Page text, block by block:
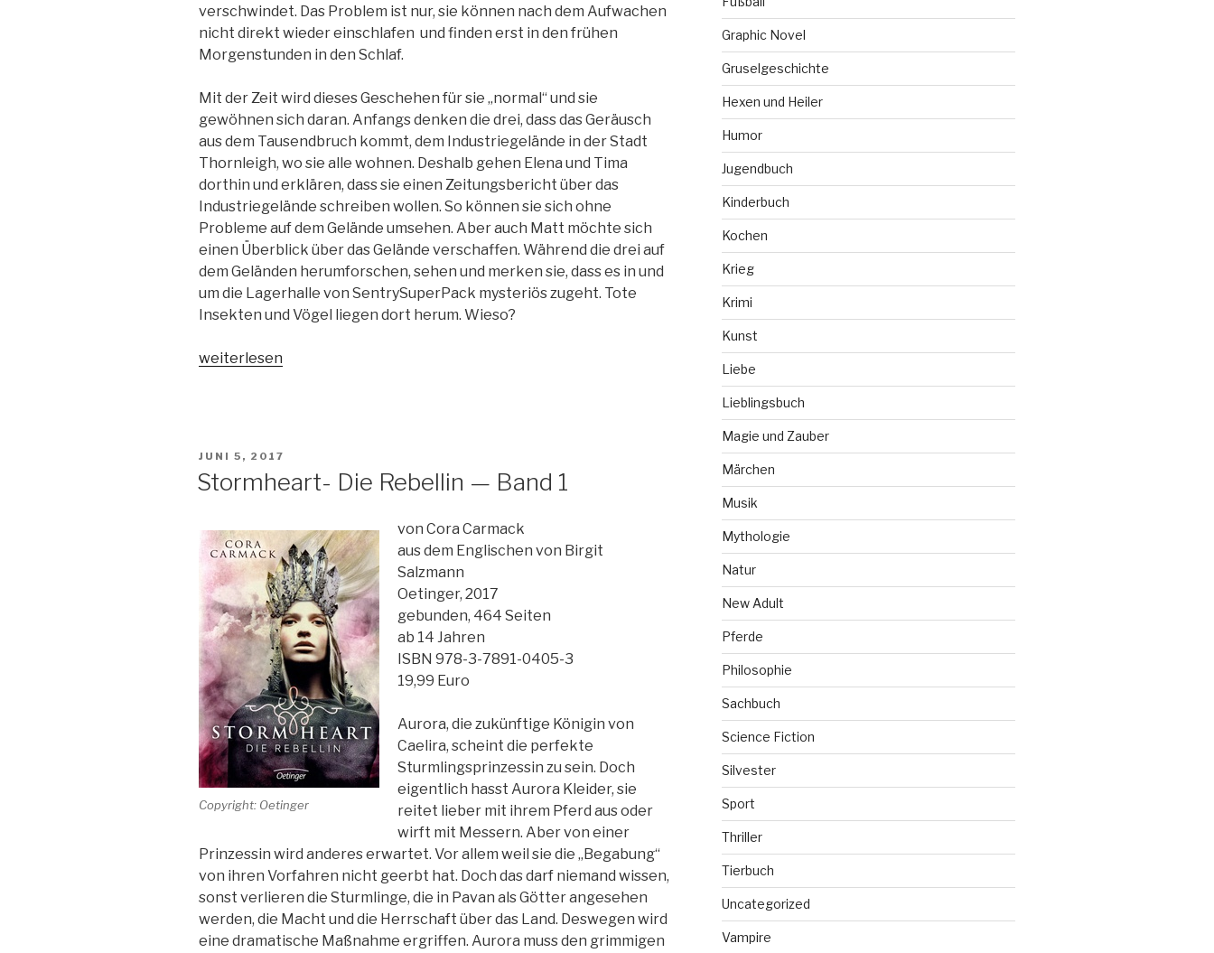
verschwindet. Das Problem ist nur, sie können nach dem Aufwachen
nicht direkt wieder einschlafen und finden erst in den frühen
Morgenstunden in den Schlaf.
Mit der Zeit wird dieses Geschehen für sie „normal“ und sie
gewöhnen sich daran. Anfangs denken die drei, dass das Geräusch
aus dem Tausendbruch kommt, dem Industriegelände in der Stadt
Thornleigh, wo sie alle wohnen. Deshalb gehen Elena und Tima
dorthin und erklären, dass sie einen Zeitungsbericht über das
Industriegelände schreiben wollen. So können sie sich ohne
Probleme auf dem Gelände umsehen. Aber auch Matt möchte sich
einen Überblick über das Gelände verschaffen. Während die drei auf
dem Geländen herumforschen, sehen und merken sie, dass es in und
um die Lagerhalle von SentrySuperPack mysteriös zugeht. Tote
Insekten und Vögel liegen dort herum. Wieso?
„Die
Erwachen“
weiterlesen
VERÖFFENTLICHT
JUNI 5, 2017
Stormheart- Die Rebellin — Band 1
Copyright: Oetinger
von Cora Carmack
aus dem Englischen von Birgit
Salzmann
Oetinger, 2017
gebunden, 464 Seiten
ab 14 Jahren
ISBN 978-3-7891-0405-3
19,99 Euro
Aurora, die zukünftige Königin von
Caelira, scheint die perfekte
Sturmlingsprinzessin zu sein. Doch
eigentlich hasst Aurora Kleider, sie
reitet lieber mit ihrem Pferd aus oder
wirft mit Messern. Aber von einer
Prinzessin wird anderes erwartet. Vor allem weil sie die „Begabung“
von ihren Vorfahren nicht geerbt hat. Doch das darf niemand wissen,
sonst verlieren die Sturmlinge, die in Pavan als Götter angesehen
werden, die Macht und die Herrschaft über das Land. Deswegen wird
eine dramatische Maßnahme ergriffen. Aurora muss den grimmigen
Graphic Novel
Gruselgeschichte
Hexen und Heiler
Humor
Jugendbuch
Kinderbuch
Kochen
Krieg
Krimi
Kunst
Liebe
Lieblingsbuch
Magie und Zauber
Märchen
Musik
Mythologie
Natur
New Adult
Pferde
Philosophie
Sachbuch
Science Fiction
Silvester
Sport
Thriller
Tierbuch
Uncategorized
Vampire